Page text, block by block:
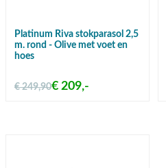
Platinum Riva stokparasol 2,5
m. rond - Olive met voet en
hoes
€ 249,90€ 209,-